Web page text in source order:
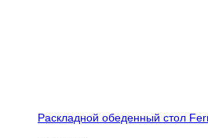
Раскладной обеденный стол